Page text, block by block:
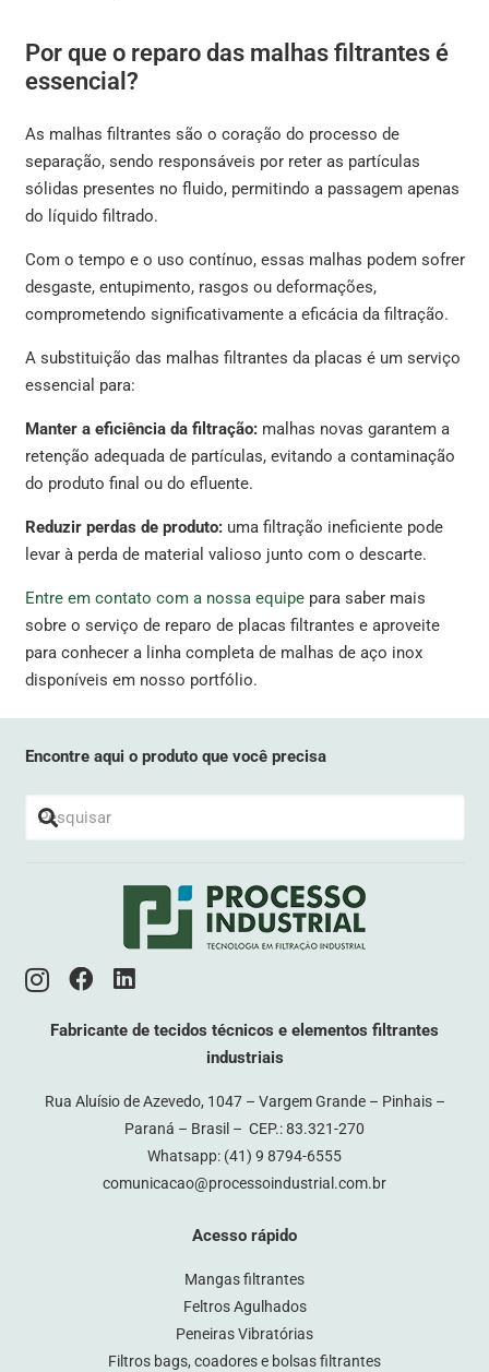
Por que o reparo das malhas filtrantes é
essencial?
As malhas filtrantes são o coração do processo de
separação, sendo responsáveis por reter as partículas
sólidas presentes no fluido, permitindo a passagem apenas
do líquido filtrado.
Com o tempo e o uso contínuo, essas malhas podem sofrer
desgaste, entupimento, rasgos ou deformações,
comprometendo significativamente a eficácia da filtração.
A substituição das malhas filtrantes da placas é um serviço
essencial para:
Manter a eficiência da filtração:malhas novas garantem a
retenção adequada de partículas, evitando a contaminação
do produto final ou do efluente.
Reduzir perdas de produto:uma filtração ineficiente pode
levar à perda de material valioso junto com o descarte.
Entre em contato com a nossa equipepara saber mais
sobre o serviço de reparo de placas filtrantes e aproveite
para conhecer a linha completa de malhas de aço inox
disponíveis em nosso portfólio.
Encontre aqui o produto que você precisa
Fabricante de tecidos técnicos e elementos filtrantes
industriais
Rua Aluísio de Azevedo, 1047 – Vargem Grande – Pinhais –
Paraná – Brasil – CEP.: 83.321-270
Whatsapp: (41) 9 8794-6555
comunicacao@processoindustrial.com.br
Acesso rápido
Mangas filtrantes
Feltros Agulhados
Peneiras Vibratórias
Filtros bags, coadores e bolsas filtrantes